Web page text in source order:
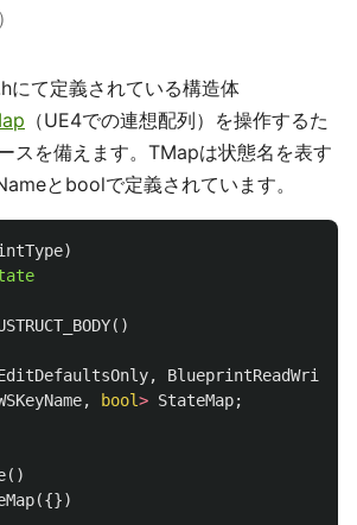
にて定義されている構造体
（UE4での連想配列）を操作するた
スを備えます。TMapは状態名を表す
とboolで定義されています。
)
()
, BlueprintReadWrite
, bool> StateMap;
()
({})